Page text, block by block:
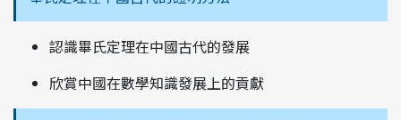
認識畢氏定理在中國古代的發展
欣賞中國在數學知識發展上的貢獻